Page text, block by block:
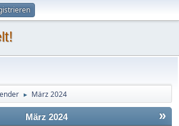
► März 2024
»
März 2024